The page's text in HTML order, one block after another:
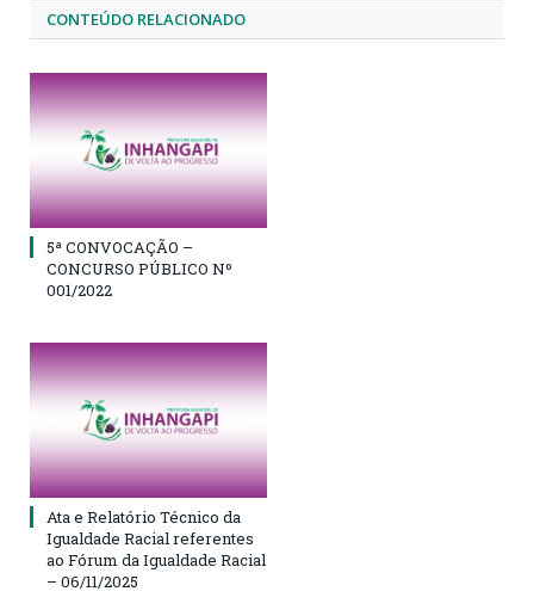
CONTEÚDO RELACIONADO
5ª CONVOCAÇÃO –
CONCURSO PÚBLICO Nº
001/2022
Ata e Relatório Técnico da
Igualdade Racial referentes
ao Fórum da Igualdade Racial
– 06/11/2025